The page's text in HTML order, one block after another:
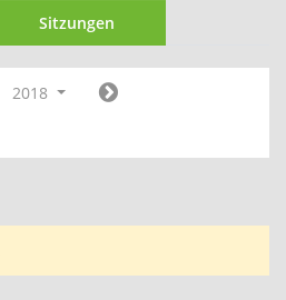
Sitzungen
2018